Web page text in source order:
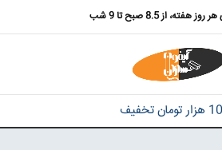
از 8.5 صبح تا 9 شب